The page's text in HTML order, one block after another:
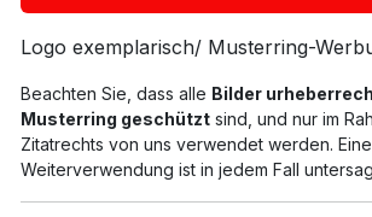
Logo exemplarisch/ Musterring-
Beachten Sie, dass alle Bilder
Musterring geschütztsind, und nur im
Zitatrechts von uns verwendet werden. Eine
Weiterverwendung ist in jedem Fall